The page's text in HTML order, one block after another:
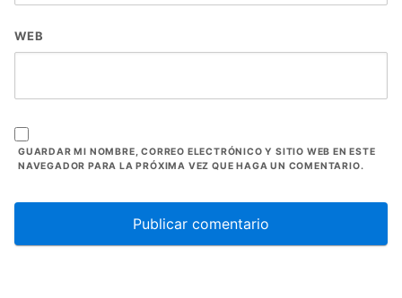
WEB
GUARDAR MI NOMBRE, CORREO ELECTRÓNICO Y SITIO WEB EN ESTE
NAVEGADOR PARA LA PRÓXIMA VEZ QUE HAGA UN COMENTARIO.